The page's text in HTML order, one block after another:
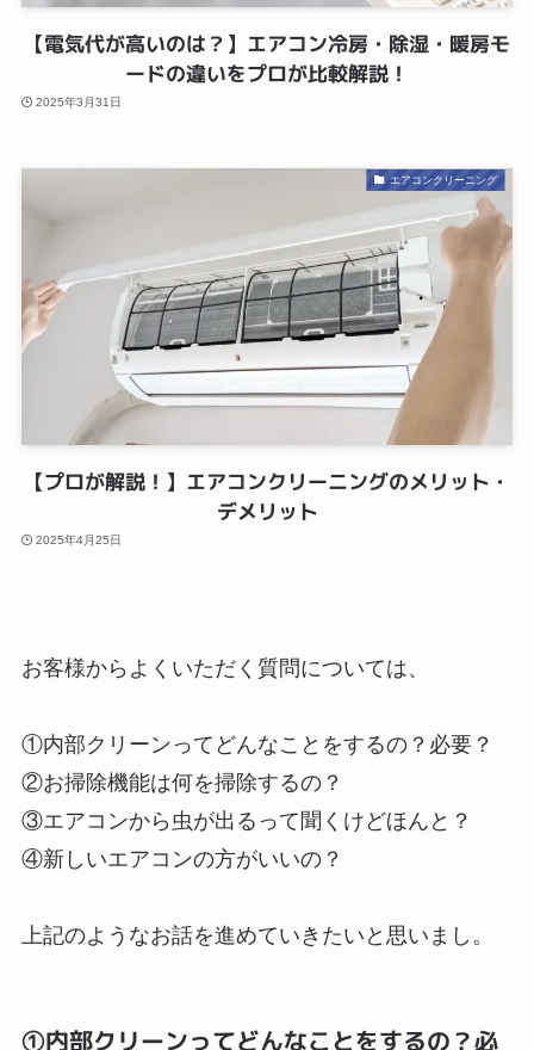
【電気代が高いのは？】エアコン冷房・除湿・暖房モ
ードの違いをプロが比較解説！
2025年3月31日
エアコンクリーニング
【プロが解説！】エアコンクリーニングのメリット・
デメリット
2025年4月25日
お客様からよくいただく質問については、
①内部クリーンってどんなことをするの？必要？
②お掃除機能は何を掃除するの？
③エアコンから虫が出るって聞くけどほんと？
④新しいエアコンの方がいいの？
上記のようなお話を進めていきたいと思いまし。
①内部クリーンってどんなことをするの？必